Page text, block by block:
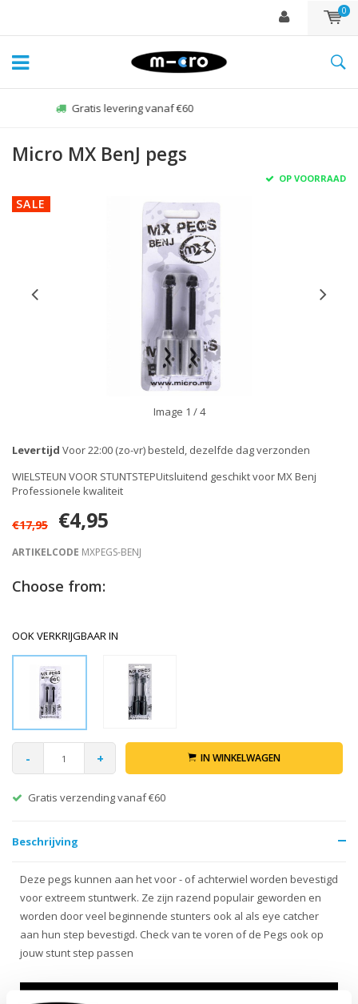
0
Zo-vr voor 22:00 besteld, zelfde dag verzonden*
Micro MX BenJ pegs
OP VOORRAAD
SALE
Image 1 / 4
Levertijd Voor 22:00 (zo-vr) besteld, dezelfde dag verzonden
WIELSTEUN VOOR STUNTSTEPUitsluitend geschikt voor MX Benj
Professionele kwaliteit
€17,95 €4,95
ARTIKELCODE MXPEGS-BENJ
Choose from:
OOK VERKRIJGBAAR IN
- + IN WINKELWAGEN
Retour binnen 30 dagen
Beschrijving
Deze pegs kunnen aan het voor - of achterwiel worden bevestigd
voor extreem stuntwerk. Ze zijn razend populair geworden en
worden door veel beginnende stunters ook al als eye catcher
aan hun step bevestigd. Check van te voren of de Pegs ook op
jouw stunt step passen